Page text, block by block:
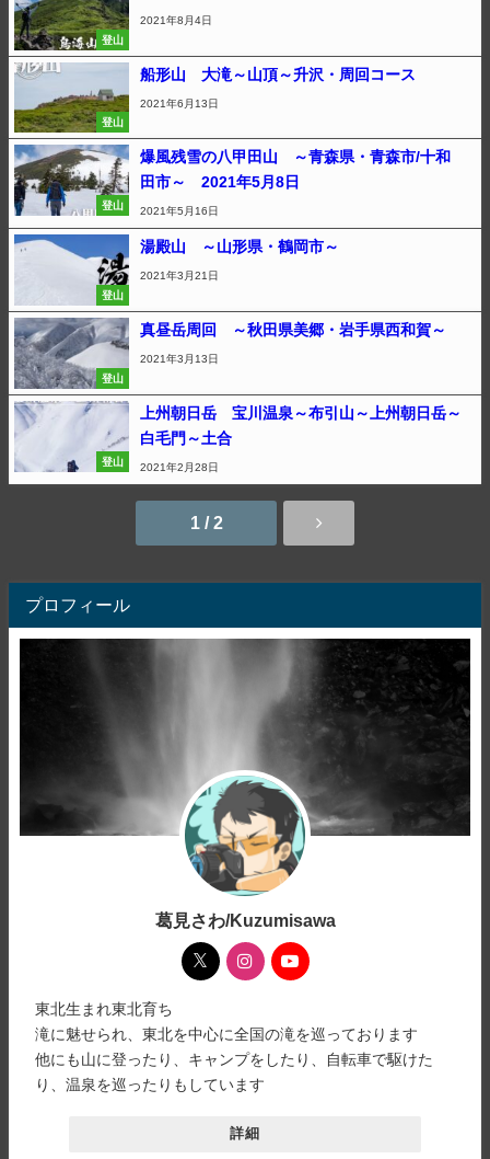
登山
2021年8月4日
登山
船形山 大滝～山頂～升沢・周回コース
2021年6月13日
登山
爆風残雪の八甲田山 ～青森県・青森市/十和
田市～ 2021年5月8日
2021年5月16日
登山
湯殿山 ～山形県・鶴岡市～
2021年3月21日
登山
真昼岳周回 ～秋田県美郷・岩手県西和賀～
2021年3月13日
登山
上州朝日岳 宝川温泉～布引山～上州朝日岳～
白毛門～土合
2021年2月28日
1 / 2
プロフィール
葛見さわ/Kuzumisawa
東北生まれ東北育ち
滝に魅せられ、東北を中心に全国の滝を巡っております
他にも山に登ったり、キャンプをしたり、自転車で駆けた
り、温泉を巡ったりもしています
詳細